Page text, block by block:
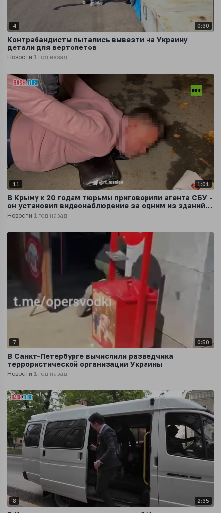
4 0:30
Контрабандисты пытались вывезти на Украину
детали для вертолетов
Новости 1 год назад
11 1:01
В Крыму к 20 годам тюрьмы приговорили агента СБУ -
он установил видеонаблюдение за одним из зданий
правоохранительных органов
Новости 1 год назад
7 0:50
В Санкт-Петербурге вычислили разведчика
террористической организации Украины
Новости 1 год назад
8 2:35